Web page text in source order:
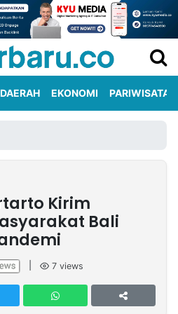
DAERAH EKONOMI PARIWISATA
Kirim
Bali
7 views